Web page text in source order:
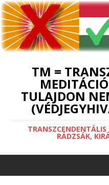
TM =
TULAJDON
RÁDZSÁK,